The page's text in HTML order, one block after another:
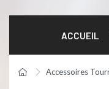
ACCUEIL
Accessoires